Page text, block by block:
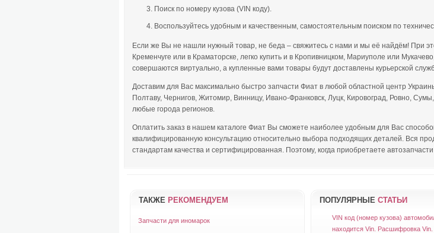
Поиск по номеру кузова (VIN коду).
Воспользуйтесь удобным и качественным, самостоятельным поиском по
Если же Вы не нашли нужный товар, не беда – свяжитесь с нами и мы её найдём! При
Кременчуге или в Краматорске, легко купить и в Кропивницком, Мариуполе или
совершаются виртуально, а купленные вами товары будут доставлены курьерской
Доставим для Вас максимально быстро запчасти Фиат в любой областной центр
Полтаву, Чернигов, Житомир, Винницу, Ивано-Франковск, Луцк, Кировоград, Ровно,
любые города регионов.
Оплатить заказ в нашем каталоге Фиат Вы сможете наиболее удобным для Вас
квалифицированную консультацию относительно выбора подходящих деталей. Вся
стандартам качества и сертифицированная. Поэтому, когда приобретаете
ТАКЖЕ РЕКОМЕНДУЕМ
Запчасти для иномарок
ПОПУЛЯРНЫЕ СТАТЬИ
VIN код (номер кузова)
находится Vin. Расшифровка Vin.